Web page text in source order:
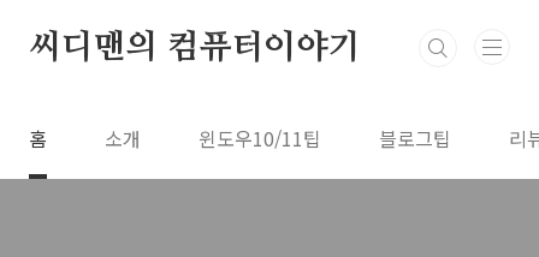
씨디맨의 컴퓨터이야기
홈 소개 윈도우10/11팁 블로그팁 리